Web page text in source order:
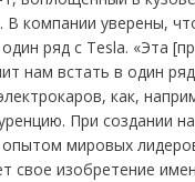
компании уверены,
ряд с Tesla. «Эта
нам встать в один
как,
При создании
мировых
свое изобретение